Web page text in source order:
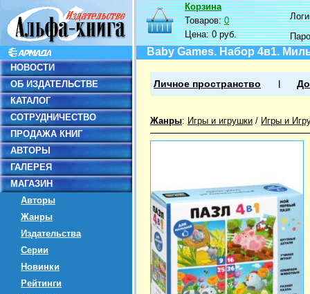
НОВОСТИ
ОБ ИЗДАТЕЛЬСТВЕ
КАТАЛОГ
СОТРУДНИЧЕСТВО
ПРОДАЖА КНИГ
АВТОРЫ
ГАЛЕРЕЯ
МАГАЗИН
Авторы
Жанры
Издательства
Серии
Новинки
Рейтинги
Корзина
Товаров:0
Цена:0 руб.
Baby Games. Набор 4в1.
Личное пространство
Жанры: Игры и игрушки / Игры и